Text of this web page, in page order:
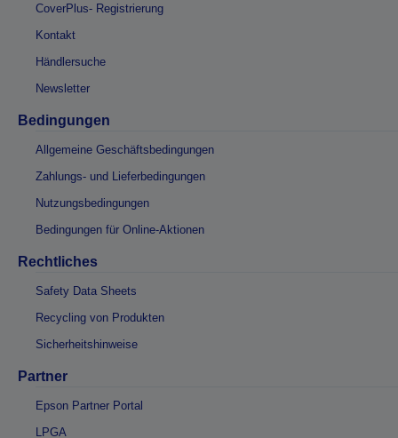
CoverPlus- Registrierung
Kontakt
Händlersuche
Newsletter
Bedingungen
Allgemeine Geschäftsbedingungen
Zahlungs- und Lieferbedingungen
Nutzungsbedingungen
Bedingungen für Online-Aktionen
Rechtliches
Safety Data Sheets
Recycling von Produkten
Sicherheitshinweise
Partner
Epson Partner Portal
LPGA